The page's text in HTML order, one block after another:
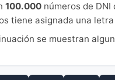
100.000 números de
tiene asignada una
se muestran